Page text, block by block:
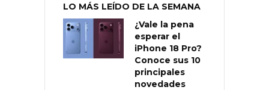
LO MÁS LEÍDO DE LA SEMANA
¿Vale la pena
esperar el
iPhone 18 Pro?
Conoce sus 10
principales
novedades